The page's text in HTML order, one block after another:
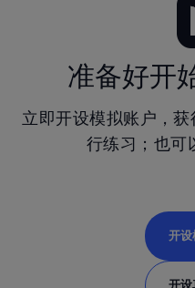
准备好开
立即开设模拟账户，获
行练习；也可
开设
开设